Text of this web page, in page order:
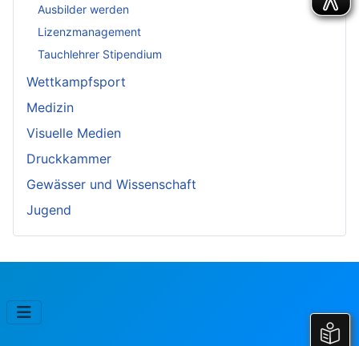
Ausbilder werden
Lizenzmanagement
Tauchlehrer Stipendium
Wettkampfsport
Medizin
Visuelle Medien
Druckkammer
Gewässer und Wissenschaft
Jugend